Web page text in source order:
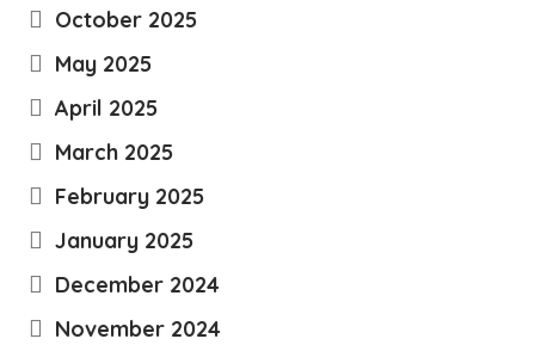
October 2025
May 2025
April 2025
March 2025
February 2025
January 2025
December 2024
November 2024